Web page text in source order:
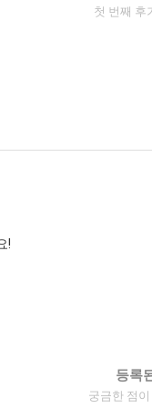
첫 번째 후
!
등록
궁금한 점